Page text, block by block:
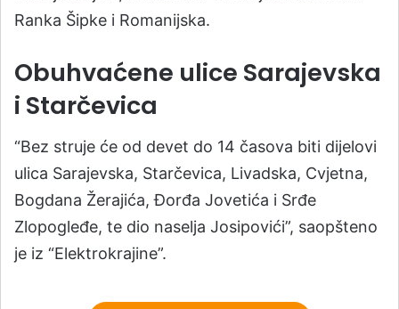
Ranka Šipke i Romanijska.
Obuhvaćene ulice Sarajevska
i Starčevica
“Bez struje će od devet do 14 časova biti dijelovi
ulica Sarajevska, Starčevica, Livadska, Cvjetna,
Bogdana Žerajića, Đorđa Jovetića i Srđe
Zlopogleđe, te dio naselja Josipovići”, saopšteno
je iz “Elektrokrajine”.